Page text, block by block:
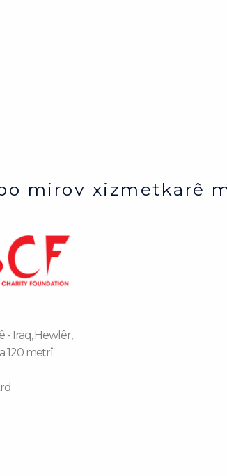
mirov xizmetkarê
- Iraq, Hewlêr,
120 metrî